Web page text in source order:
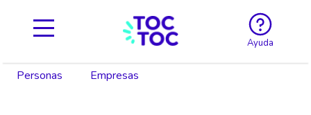
Ayuda
Personas Empresas